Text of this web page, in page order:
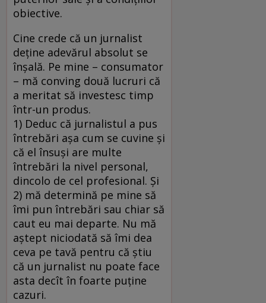
obiective.
Cine crede că un jurnalist
deține adevărul absolut se
înșală. Pe mine – consumator
– mă conving două lucruri că
a meritat să investesc timp
într-un produs.
1) Deduc că jurnalistul a pus
întrebări așa cum se cuvine și
că el însuși are multe
întrebări la nivel personal,
dincolo de cel profesional. Și
2) mă determină pe mine să
îmi pun întrebări sau chiar să
caut eu mai departe. Nu mă
aștept niciodată să îmi dea
ceva pe tavă pentru că știu
că un jurnalist nu poate face
asta decît în foarte puține
cazuri.